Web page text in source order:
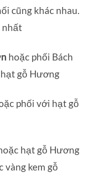
cũng khác nhau.
nhất
hoặc phối Bách
gỗ Hương
phối với hạt gỗ
hạt gỗ Hương
vàng kem gỗ